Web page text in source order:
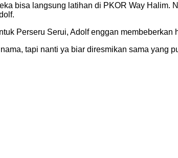
bisa langsung latihan di PKOR Way
Perseru Serui, Adolf enggan membeberkan
tapi nanti ya biar diresmikan sama yang